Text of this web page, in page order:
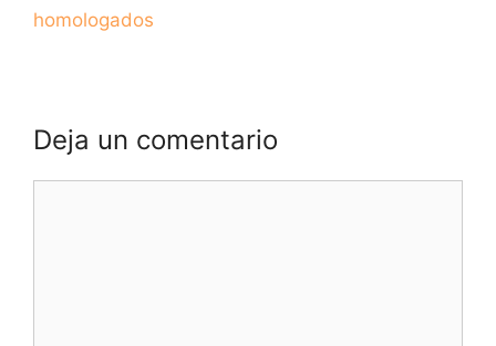
homologados
Deja un comentario